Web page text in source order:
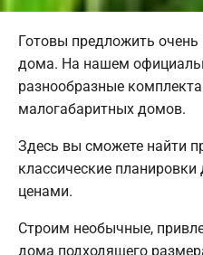
Готовы предложить
дома. На нашем
разнообразные
малогабаритных домов.
Здесь вы сможете найти
классические
ценами.
Строим необычные,
дома подходящего